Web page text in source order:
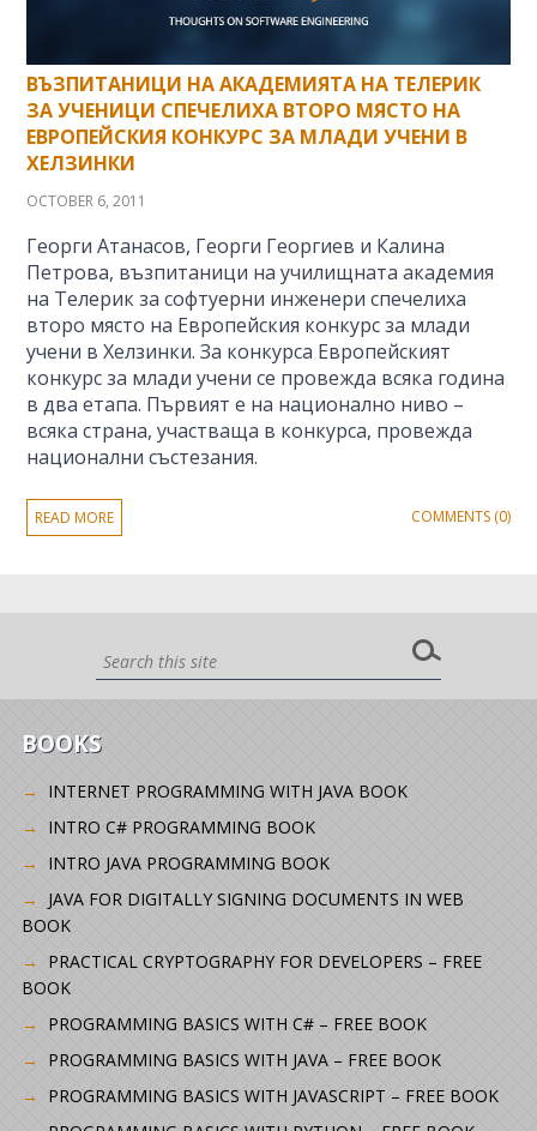
ВЪЗПИТАНИЦИ НА АКАДЕМИЯТА НА ТЕЛЕРИК
ЗА УЧЕНИЦИ СПЕЧЕЛИХА ВТОРО МЯСТО НА
ЕВРОПЕЙСКИЯ КОНКУРС ЗА МЛАДИ УЧЕНИ В
ХЕЛЗИНКИ
OCTOBER 6, 2011
Георги Атанасов, Георги Георгиев и Калина
Петрова, възпитаници на училищната академия
на Телерик за софтуерни инженери спечелиха
второ място на Европейския конкурс за млади
учени в Хелзинки. За конкурса Европейският
конкурс за млади учени се провежда всяка година
в два етапа. Първият е на национално ниво –
всяка страна, участваща в конкурса, провежда
национални състезания.
READ MORE COMMENTS (0)
BOOKS
INTERNET PROGRAMMING WITH JAVA BOOK
INTRO C# PROGRAMMING BOOK
INTRO JAVA PROGRAMMING BOOK
JAVA FOR DIGITALLY SIGNING DOCUMENTS IN WEB
BOOK
PRACTICAL CRYPTOGRAPHY FOR DEVELOPERS – FREE
BOOK
PROGRAMMING BASICS WITH C# – FREE BOOK
PROGRAMMING BASICS WITH JAVA – FREE BOOK
PROGRAMMING BASICS WITH JAVASCRIPT – FREE BOOK